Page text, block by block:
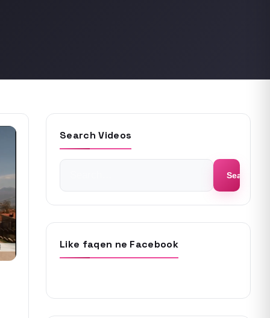
Search Videos
Search
Like faqen ne Facebook